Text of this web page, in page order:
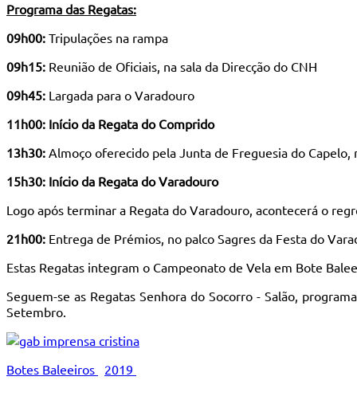
Programa das Regatas:
09h00: Tripulações na rampa
09h15: Reunião de Oficiais, na sala da Direcção do CNH
09h45: Largada para o Varadouro
11h00: Início da Regata do Comprido
13h30: Almoço oferecido pela Junta de Freguesia do
15h30: Início da Regata do Varadouro
Logo após terminar a Regata do Varadouro, acontecerá o
21h00: Entrega de Prémios, no palco Sagres da Festa do
Estas Regatas integram o Campeonato de Vela em Bote
Seguem-se as Regatas Senhora do Socorro - Salão,
Setembro.
Botes Baleeiros 2019